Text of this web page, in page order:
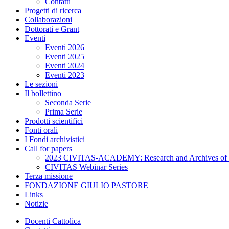
Progetti di ricerca
Collaborazioni
Dottorati e Grant
Eventi
Eventi 2026
Eventi 2025
Eventi 2024
Eventi 2023
Le sezioni
Il bollettino
Seconda Serie
Prima Serie
Prodotti scientifici
Fonti orali
I Fondi archivistici
Call for papers
2023 CIVITAS-ACADEMY: Research and Archives of
CIVITAS Webinar Series
Terza missione
FONDAZIONE GIULIO PASTORE
Links
Notizie
Docenti Cattolica